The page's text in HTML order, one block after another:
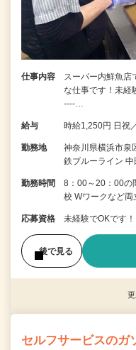
仕事内容
スーパー内鮮魚
な仕事です！未経
----…
給与 時給1,250円 日祝
勤務地
神奈川県横浜市泉
鉄ブルーライン 中
勤務時間
8：00～20：00の
校 Wワークなど
応募資格 未経験でOKです！
後で見る
セルフサービスのガ